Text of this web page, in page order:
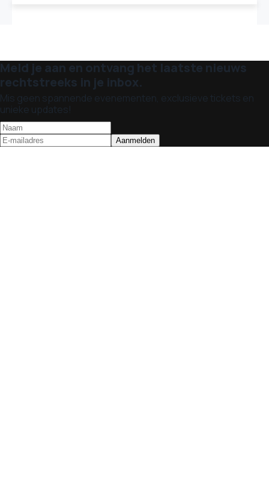
Meld je aan en ontvang het laatste nieuws
rechtstreeks in je inbox.
Mis geen spannende evenementen, exclusieve tickets en
unieke updates!